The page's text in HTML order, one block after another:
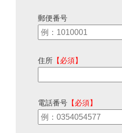
郵便番号
住所 【必須】
電話番号 【必須】